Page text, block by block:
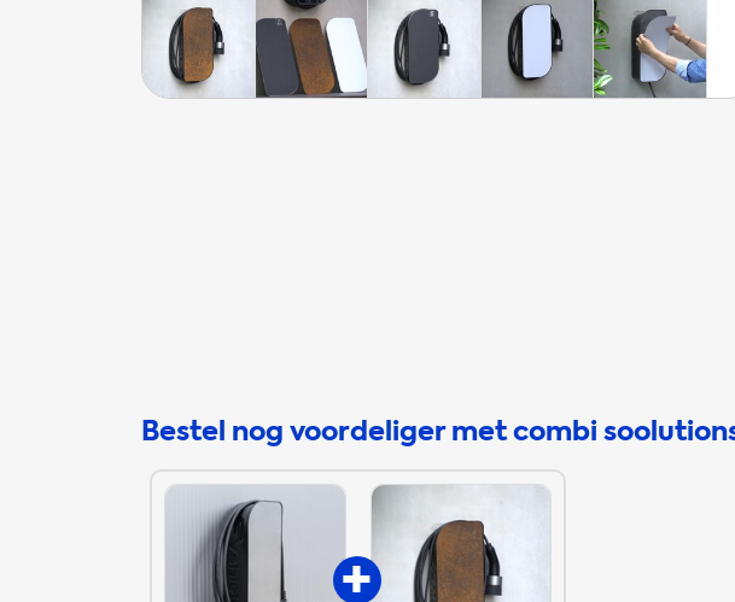
Bestel nog voordeliger met combi